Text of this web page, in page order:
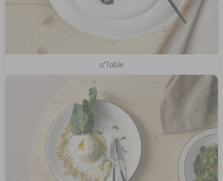
a'Table